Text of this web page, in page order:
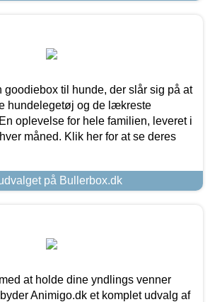
goodiebox til hunde, der slår sig på at
hundelegetøj og de lækreste
oplevelse for hele familien, leveret i
måned. Klik her for at se deres
på Bullerbox.dk
at holde dine yndlings venner
Animigo.dk et komplet udvalg af